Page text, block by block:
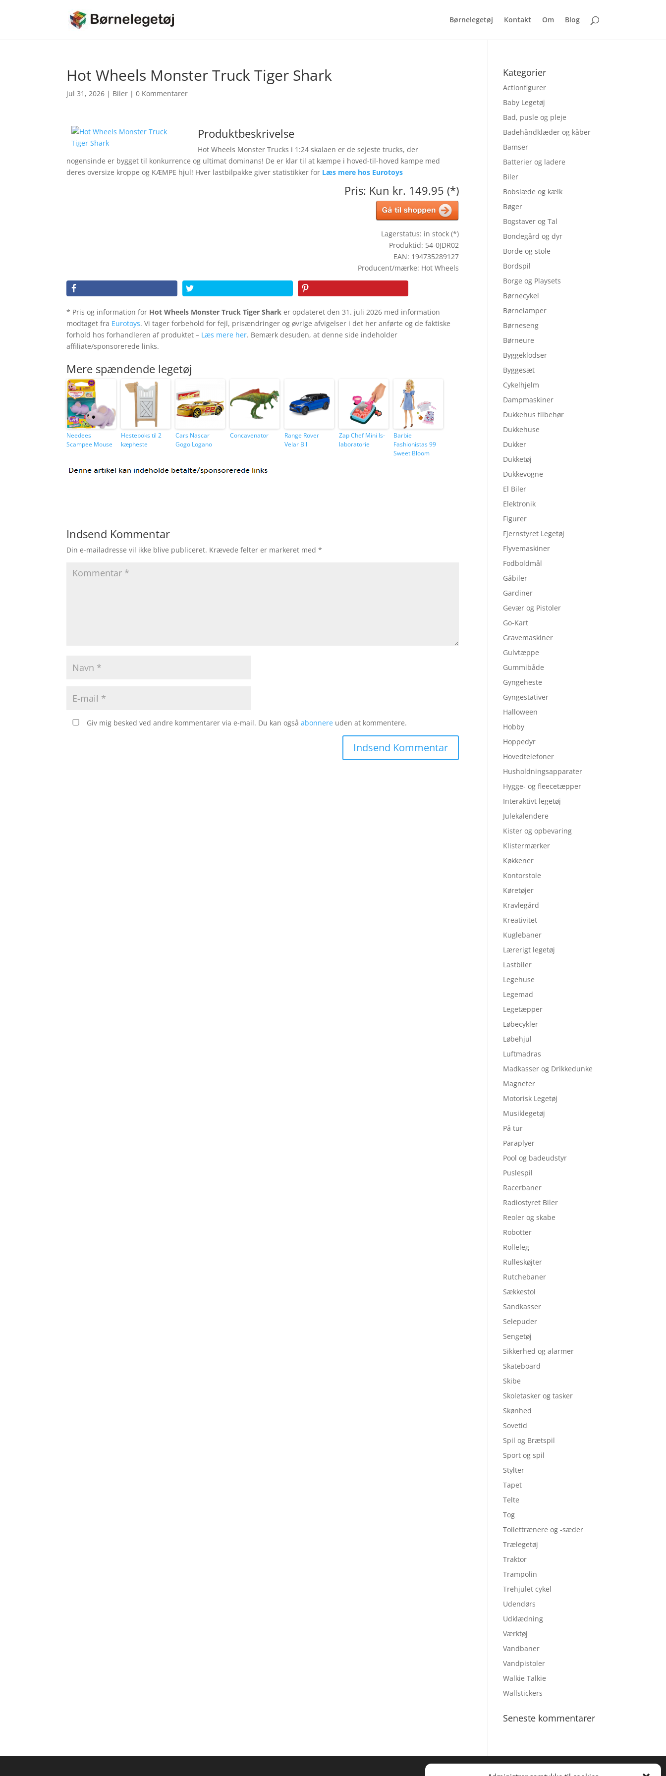
Børnelegetøj Kontakt Om Blog
Hot Wheels Monster Truck Tiger Shark
jul 31, 2026 | Biler |0 Kommentarer
Produktbeskrivelse
Hot Wheels Monster Trucks i 1:24 skalaen er de sejeste trucks, der
nogensinde er bygget til konkurrence og ultimat dominans! De er klar til at kæmpe i hoved-til-hoved kampe med
deres oversize kroppe og KÆMPE hjul! Hver lastbilpakke giver statistikker for Læs mere hos Eurotoys
Pris: Kun kr. 149.95 (*)
Lagerstatus: in stock (*)
Produktid: 54-0JDR02
EAN: 194735289127
Producent/mærke: Hot Wheels
* Pris og information for Hot Wheels Monster Truck Tiger Shark er opdateret den 31. juli 2026 med information
modtaget fra Eurotoys. Vi tager forbehold for fejl, prisændringer og øvrige afvigelser i det her anførte og de faktiske
forhold hos forhandleren af produktet – Læs mere her. Bemærk desuden, at denne side indeholder
affiliate/sponsorerede links.
Mere spændende legetøj
Needees
Scampee Mouse
Hesteboks til 2
kæpheste
Cars Nascar
Gogo Logano
Concavenator
Range Rover
Velar Bil
Zap Chef Mini Is-
laboratorie
Barbie
Fashionistas 99
Sweet Bloom
Indsend Kommentar
Din e-mailadresse vil ikke blive publiceret. Krævede felter er markeret med*
Giv mig besked ved andre kommentarer via e-mail. Du kan ogsåabonnere uden at kommentere.
Kategorier
Actionfigurer
Baby Legetøj
Bad, pusle og pleje
Badehåndklæder og kåber
Bamser
Batterier og ladere
Biler
Bobslæde og kælk
Bøger
Bogstaver og Tal
Bondegård og dyr
Borde og stole
Bordspil
Borge og Playsets
Børnecykel
Børnelamper
Børneseng
Børneure
Byggeklodser
Byggesæt
Cykelhjelm
Dampmaskiner
Dukkehus tilbehør
Dukkehuse
Dukker
Dukketøj
Dukkevogne
El Biler
Elektronik
Figurer
Fjernstyret Legetøj
Flyvemaskiner
Fodboldmål
Gåbiler
Gardiner
Gevær og Pistoler
Go-Kart
Gravemaskiner
Gulvtæppe
Gummibåde
Gyngeheste
Gyngestativer
Halloween
Hobby
Hoppedyr
Hovedtelefoner
Husholdningsapparater
Hygge- og fleecetæpper
Interaktivt legetøj
Julekalendere
Kister og opbevaring
Klistermærker
Køkkener
Kontorstole
Køretøjer
Kravlegård
Kreativitet
Kuglebaner
Lærerigt legetøj
Lastbiler
Legehuse
Legemad
Legetæpper
Løbecykler
Løbehjul
Luftmadras
Madkasser og Drikkedunke
Magneter
Motorisk Legetøj
Musiklegetøj
På tur
Paraplyer
Pool og badeudstyr
Puslespil
Racerbaner
Radiostyret Biler
Reoler og skabe
Robotter
Rolleleg
Rulleskøjter
Rutchebaner
Sækkestol
Sandkasser
Selepuder
Sengetøj
Sikkerhed og alarmer
Skateboard
Skibe
Skoletasker og tasker
Skønhed
Sovetid
Spil og Brætspil
Sport og spil
Stylter
Tapet
Telte
Tog
Toilettrænere og -sæder
Trælegetøj
Traktor
Trampolin
Trehjulet cykel
Udendørs
Udklædning
Værktøj
Vandbaner
Vandpistoler
Walkie Talkie
Wallstickers
Seneste kommentarer